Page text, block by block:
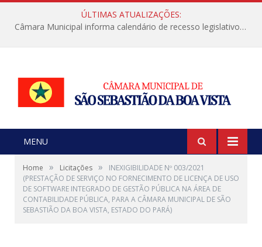
ÚLTIMAS ATUALIZAÇÕES:
Câmara Municipal informa calendário de recesso legislativo de julho
MENU
Home » Licitações »
INEXIGIBILIDADE Nº 003/2021
(PRESTAÇÃO DE SERVIÇO NO FORNECIMENTO DE LICENÇA DE USO
DE SOFTWARE INTEGRADO DE GESTÃO PÚBLICA NA ÁREA DE
CONTABILIDADE PÚBLICA, PARA A CÂMARA MUNICIPAL DE SÃO
SEBASTIÃO DA BOA VISTA, ESTADO DO PARÁ)